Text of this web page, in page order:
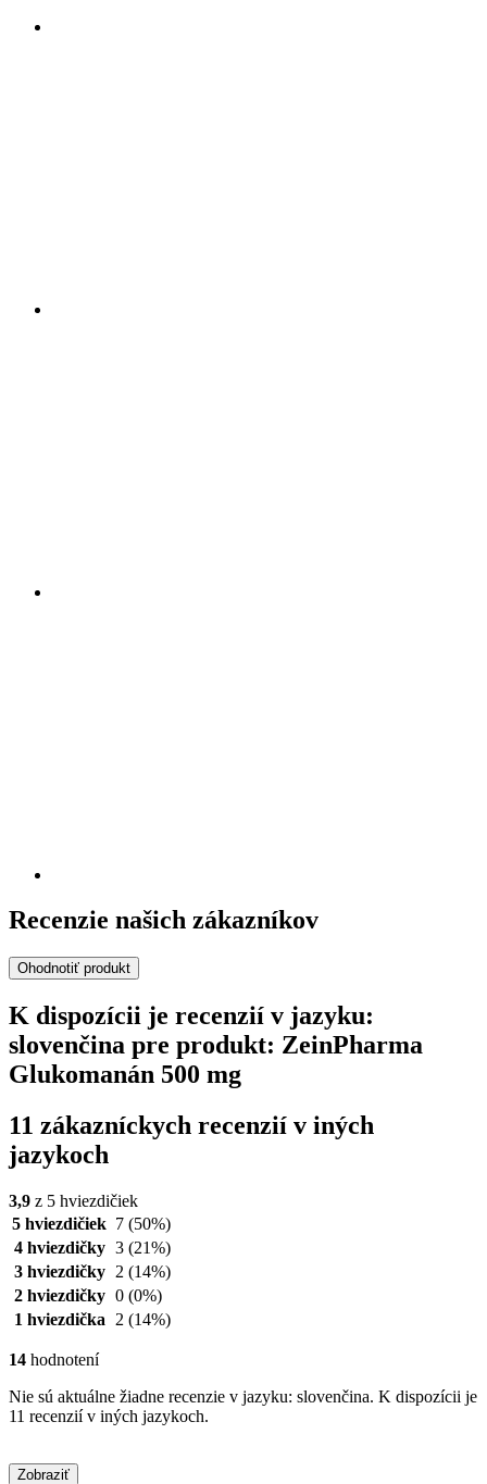
Recenzie našich zákazníkov
Ohodnotiť produkt
K dispozícii je recenzií v jazyku:
slovenčina pre produkt: ZeinPharma
Glukomanán 500 mg
11 zákazníckych recenzií v iných
jazykoch
3,9 z 5 hviezdičiek
5 hviezdičiek 7 (50%)
4 hviezdičky 3 (21%)
3 hviezdičky
2 (14%)
2 hviezdičky 0 (0%)
1 hviezdička
2 (14%)
14 hodnotení
Nie sú aktuálne žiadne recenzie v jazyku: slovenčina. K dispozícii je
11 recenzií v iných jazykoch.
Zobraziť